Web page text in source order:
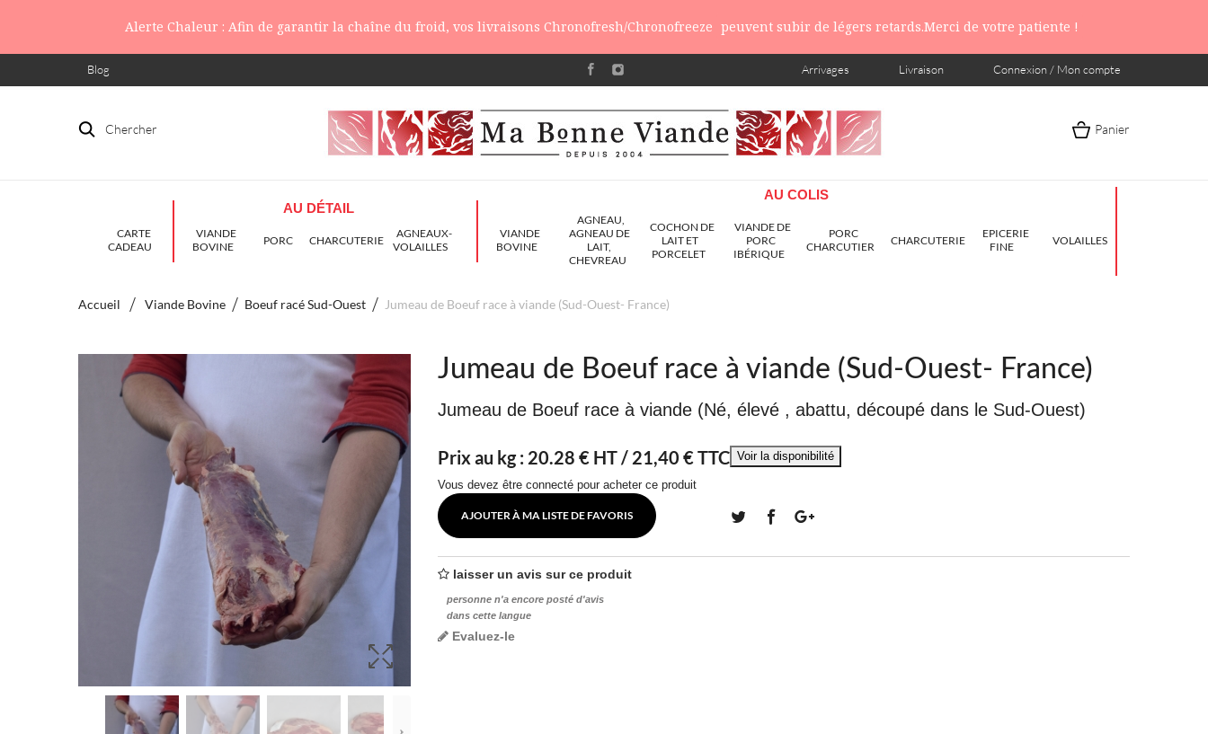
Alerte Chaleur : Afin de garantir la chaîne du froid, vos livraisons Chronofresh/Chronofreeze peuvent subir de légers retards.Merci de votre patiente !
Blog Connexion / Mon compte
Livraison
Arrivages
Chercher Panier
CARTE
CADEAU
AU DÉTAIL
VIANDE
BOVINE
PORC CHARCUTERIE
AGNEAUX-
VOLAILLES
AU COLIS
VIANDE
BOVINE
AGNEAU,
AGNEAU DE
LAIT,
CHEVREAU
COCHON DE
LAIT ET
PORCELET
VIANDE DE
PORC
IBÉRIQUE
PORC
CHARCUTIER
CHARCUTERIE
EPICERIE
FINE
VOLAILLES
Accueil Viande Bovine Boeuf racé Sud-Ouest Jumeau de Boeuf race à viande (Sud-Ouest- France)
Jumeau de Boeuf race à viande (Sud-Ouest- France)
Jumeau de Boeuf race à viande (Né, élevé , abattu, découpé dans le Sud-Ouest)
Prix au kg : 20.28 € HT / 21,40 € TTC
Vous devez être connecté pour acheter ce produit
AJOUTER À MA LISTE DE FAVORIS
laisser un avis sur ce produit
personne n'a encore posté d'avis
dans cette langue
Evaluez-le